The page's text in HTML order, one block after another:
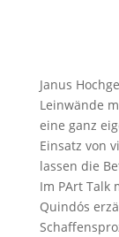
Janus
Leinwände
eine ganz
Einsatz von
lassen die
Im PArt Talk
Quindós